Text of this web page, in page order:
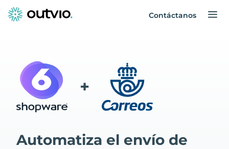
Contáctanos
+
Automatiza el envío de